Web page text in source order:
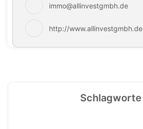
immo@allinvestgmbh.de
http://www.allinvestgmbh.de
Schlagworte